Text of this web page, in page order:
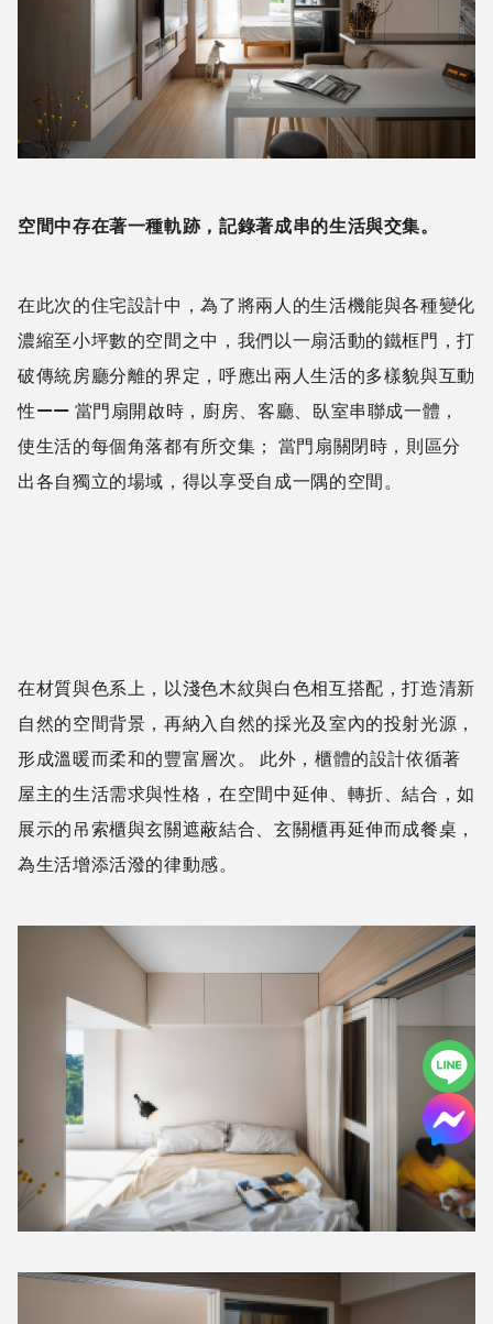
空間中存在著一種軌跡，記錄著成串的生活與交集。
在此次的住宅設計中，為了將兩人的生活機能與各種變化
濃縮至小坪數的空間之中，我們以一扇活動的鐵框門，打
破傳統房廳分離的界定，呼應出兩人生活的多樣貌與互動
性—— 當門扇開啟時，廚房、客廳、臥室串聯成一體，
使生活的每個角落都有所交集； 當門扇關閉時，則區分
出各自獨立的場域，得以享受自成一隅的空間。
自然的空間背景，再納入自然的採光及室內的投射光源，